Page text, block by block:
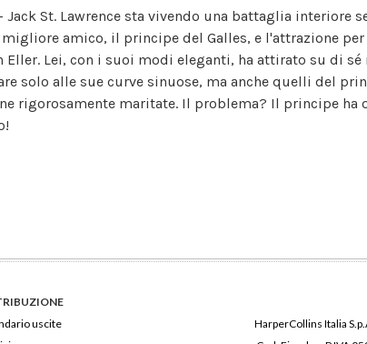
Jack St. Lawrence sta vivendo una battaglia interiore
amico, il principe del Galles, e l'attrazione
Eller. Lei, con i suoi modi eleganti, ha attirato su di
solo alle sue curve sinuose, ma anche quelli del
rigorosamente maritate. Il problema? Il principe ha
uscite
HarperCollins Italia